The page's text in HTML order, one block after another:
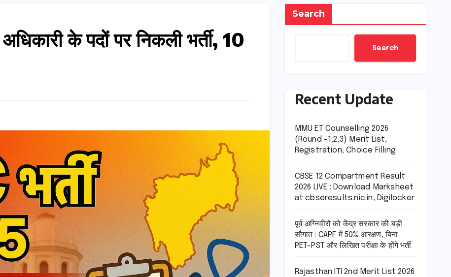
के पदों पर निकली भर्ती, 10
Search
Search
Recent Update
MMU ET Counselling 2026
(Round -1,2,3) Merit List,
Registration, Choice Filling
CBSE 12 Compartment Result
2026 LIVE : Download Marksheet
at cbseresults.nic.in, Digilocker
पूर्व अग्निवीरों को केंद्र सरकार की बड़ी
सौगात : CAPF में 50% आरक्षण, बिना
PET-PST और लिखित परीक्षा के होंगे भर्ती
Rajasthan ITI 2nd Merit List 2026